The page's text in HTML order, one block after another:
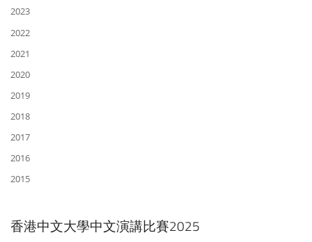
2023
2022
2021
2020
2019
2018
2017
2016
2015
香港中文大學中文演講比賽2025